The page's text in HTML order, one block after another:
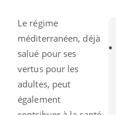
Le régime
méditerranéen, déjà
salué pour ses
vertus pour les
adultes, peut
également